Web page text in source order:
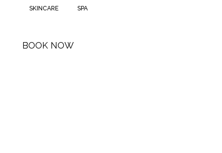
SKINCARE SPA
BOOK NOW